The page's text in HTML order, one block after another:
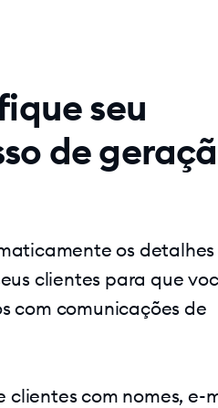
seu
de
os detalhes
clientes para que
com comunicações de
clientes com nomes, e-